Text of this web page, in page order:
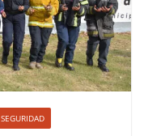
SEGURIDAD